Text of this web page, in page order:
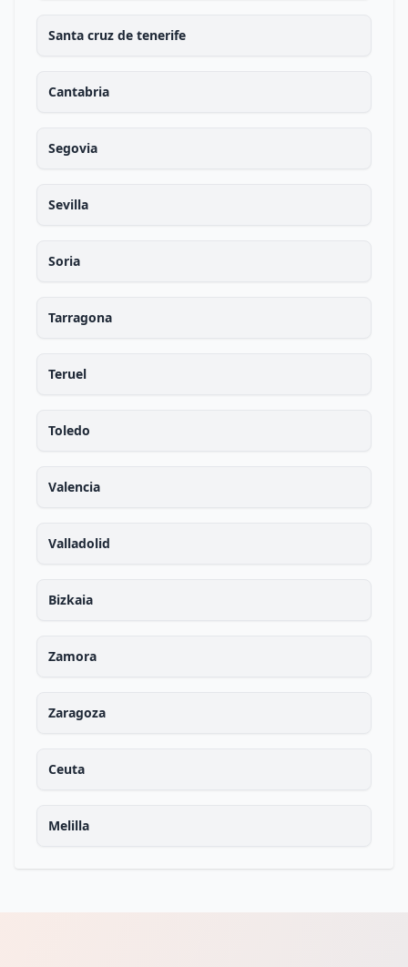
Santa cruz de tenerife
Cantabria
Segovia
Sevilla
Soria
Tarragona
Teruel
Toledo
Valencia
Valladolid
Bizkaia
Zamora
Zaragoza
Ceuta
Melilla